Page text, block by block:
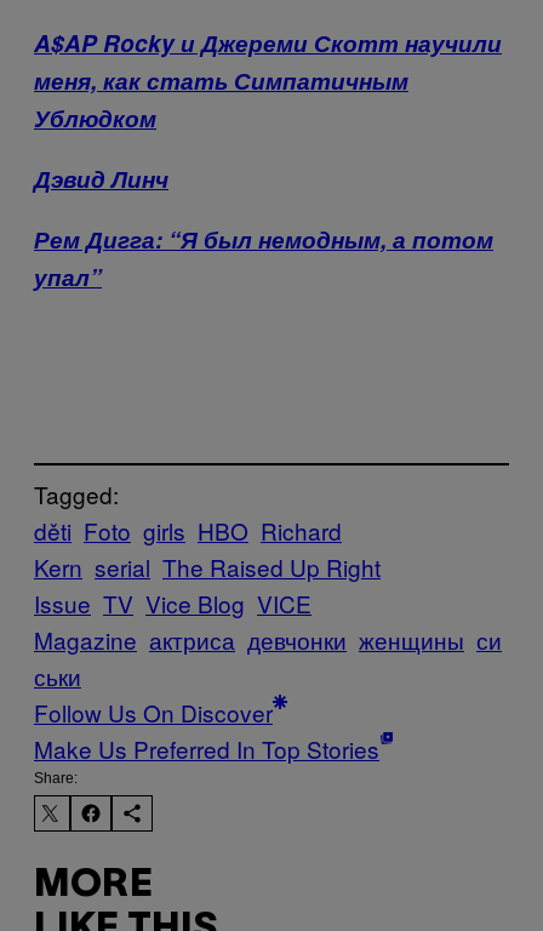
A$AP Rocky и Джереми Скотт научили
меня, как стать Симпатичным
Ублюдком
Дэвид Линч
Рем Дигга: “Я был немодным, а потом
упал”
Tagged:
děti Foto girls HBO Richard
Kern serial The Raised Up Right
Issue TV Vice Blog VICE
Magazine актриса девчонки женщины си
ськи
Follow Us On Discover
Make Us Preferred In Top Stories
Share:
MORE